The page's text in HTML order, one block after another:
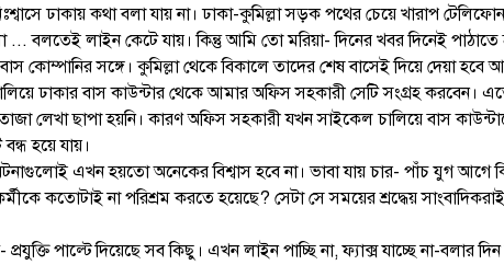
ঢাকায় কথা বলা যায় না। ঢাকা-কুমিল্লা সড়ক পথের চেয়ে খারাপ টেলিফোন
... বলতেই লাইন কেটে যায়। কিন্তু আমি তো মরিয়া- দিনের খবর দিনেই পাঠাতে
কোম্পানির সঙ্গে। কুমিল্লা থেকে বিকালে তাদের শেষ বাসেই দিয়ে দেয়া হবে
ঢাকার বাস কাউন্টার থেকে আমার অফিস সহকারী সেটি সংগ্রহ করবেন।
লেখা ছাপা হয়নি। কারণ অফিস সহকারী যখন সাইকেল চালিয়ে বাস
হয়ে যায়।
এখন হয়তো অনেকের বিশ্বাস হবে না। ভাবা যায় চার- পাঁচ যুগ আগে
কতোটাই না পরিশ্রম করতে হয়েছে? সেটা সে সময়ের শ্রদ্ধেয়
পাল্টে দিয়েছে সব কিছু। এখন লাইন পাচ্ছি না, ফ্যাক্স যাচ্ছে না-বলার